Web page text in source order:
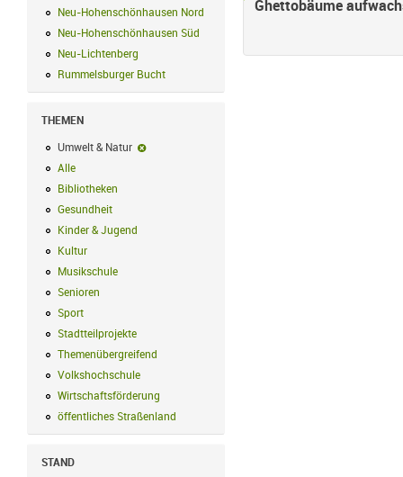
Neu-Hohenschönhausen Nord
Neu-Hohenschönhausen Nord Filter
Neu-Hohenschönhausen Süd
Neu-Lichtenberg Neu-Lichtenberg Filter anwenden
Rummelsburger Bucht
THEMEN
Umwelt & Natur
Alle
Bibliotheken
Gesundheit
Kinder & Jugend
Kultur
Musikschule
Senioren
Sport
Stadtteilprojekte
Themenübergreifend
Volkshochschule
Wirtschaftsförderung
öffentliches Straßenland
STAND
Ghettobäume